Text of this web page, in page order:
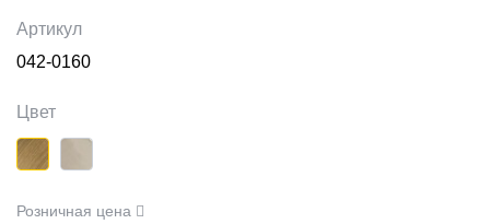
Артикул
042-0160
Цвет
Розничная цена